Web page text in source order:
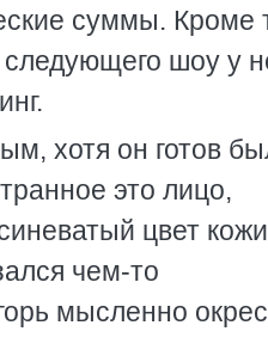
суммы. Кроме
шоу у
хотя он готов
это лицо,
цвет
чем-то
мысленно